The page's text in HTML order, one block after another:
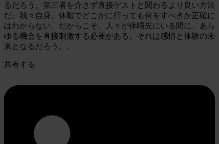
るだろう。第三者を介さず直接ゲストと関わるより良い方法
だ。我々自身、休暇でどこかに行っても何をすべきか正確に
はわからない。だからこそ、人々が休暇先にいる間に、あら
ゆる機会を直接刺激する必要がある。それは感情と体験の未
来となるだろう。.
共有する